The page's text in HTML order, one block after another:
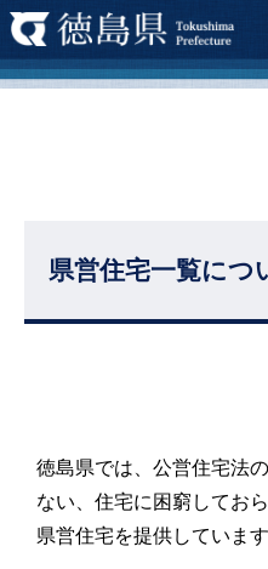
県営住宅一覧につ
徳島県では、公営住宅法
ない、住宅に困窮してお
県営住宅を提供しています